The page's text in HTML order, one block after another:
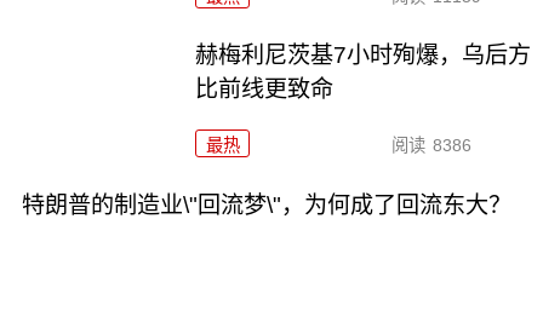
赫梅利尼茨基7小时殉爆，乌后方
比前线更致命
最热 阅读 8386
特朗普的制造业\"回流梦\"，为何成了回流东大？